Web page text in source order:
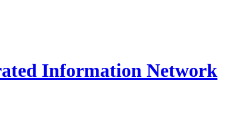
Information Network